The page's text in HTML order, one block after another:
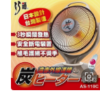
3. 訂單回饋金額將扣
價券等虛擬貨幣折抵
有相關事證認定您為
相關認定以Yahoo購